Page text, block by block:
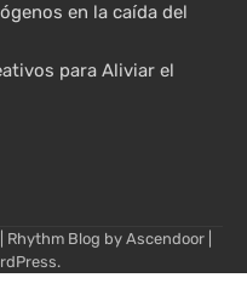
en la caída del
para Aliviar el
Rhythm Blog by Ascendoor|
.